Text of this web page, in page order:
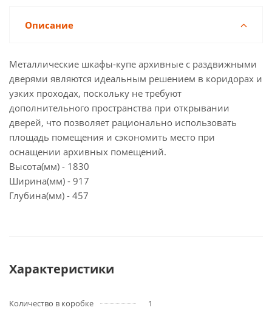
Описание
Металлические шкафы-купе архивные с раздвижными
дверями являются идеальным решением в коридорах и
узких проходах, поскольку не требуют
дополнительного пространства при открывании
дверей, что позволяет рационально использовать
площадь помещения и сэкономить место при
оснащении архивных помещений.
Высота(мм) - 1830
Ширина(мм) - 917
Глубина(мм) - 457
Характеристики
Количество в коробке
1